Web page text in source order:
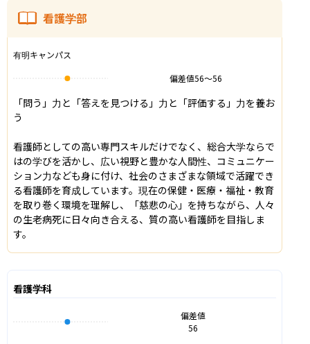
看護学部
有明キャンパス
偏差値56〜56
「問う」力と「答えを見つける」力と「評価する」力を養お
う
看護師としての高い専門スキルだけでなく、総合大学ならで
はの学びを活かし、広い視野と豊かな人間性、コミュニケー
ション力なども身に付け、社会のさまざまな領域で活躍でき
る看護師を育成しています。現在の保健・医療・福祉・教育
を取り巻く環境を理解し、「慈悲の心」を持ちながら、人々
の生老病死に日々向き合える、質の高い看護師を目指しま
す。
看護学科
偏差値
56